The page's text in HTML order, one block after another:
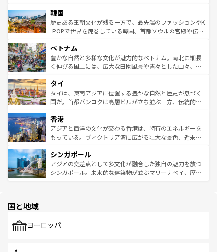
はコンテンツ一覧
いる。アクティビティも充実しており、サーフィンやダイ
ビング、ハイキングなど、アウトドア好きにはたまらな
い。オーストラリアの多彩な魅力を存分に味わいつくそ
参照してほしい。
ン）、静ひつな山岳地帯である台湾東部など、都市の喧騒
と山間の静けさが共存しており、訪れる人に新しい発見と
驚きをもたらしてくれる。また、奥深い台湾の食文化も魅
容にもいいと評判のスイーツなど、バラエティ豊かな料理
が味わえる。 なお、新着の台湾情報は コンテンツ一覧を参
照してほしい。
韓国
歴史ある王朝文化が残る一方で、最先端のファッションやK
-POPで世界を席巻している韓国。首都ソウルの宮殿や伝統
き、地方に足を延ばせば四季折々の自然美を楽しむことが
できる。そして、キムチや焼肉、絶品のストリートフード
まで、さまざまな韓国料理が待っている。夜には、韓国な
リティに包まれながら、韓国の多彩な魅力を心ゆくまで味
わってみてほしい。 なお、新着の韓国情報はコンテンツ一
覧を参照してほしい。
ベトナム
豊かな自然と多様な文化が魅力的なベトナム。南北に細長
く伸びる国土には、広大な田園風景や青々とした山々、世
急速な発展と共に伝統が息づく。ハノイの古い町並みやホ
ーチミン市のフランス統治時代の建物も、独特の雰囲気を
醸し出している。また、バラエティの豊かさとおいしさで
とつ。フォーやバインミー、ベトナムコーヒーなどは、ぜ
ひ現地で味わいたい。どの地域を訪れてもあたたかい人々
が旅行者を迎えてくれるので、きっと忘れられない旅にな
参照してほしい。
タイ
タイは、東南アジアに位置する豊かな自然と歴史が息づく
国だ。首都バンコクは高層ビルが立ち並ぶ一方、伝統的な
の活気が交差している。北部ではチェンマイなどの山岳地
帯で自然と触れ合い、南部ではプーケットやクラビの美し
いビーチでリゾート気分を楽しむことができる。タイ料理
激する。気候は一年中温暖で、どの季節にも異なる楽しみ
が待っている。親しみやすいタイの人々、仏教を中心とし
た文化、そして多様な観光資源が、訪れる旅人を魅了し続
香港
アジアと西洋の文化が交わる香港は、特有のエネルギーを
もっている。ヴィクトリア湾に広がる壮大な景色、近未来
み、どこを訪れても感動するはず。観光スポットが密集し
ており、効率よく見どころを回れるのも魅力。息をのむよ
うな絶景から文化的な体験まで、香港を存分に楽しみ尽く
シンガポール
アジアの交差点として多文化が融合した独自の魅力を放つ
シンガポール。未来的な建築物が並ぶマリーナベイ、歴史
で、ホーカーズは地元の風情を楽しめる外せないスポット
国と地域
ヨーロッパ